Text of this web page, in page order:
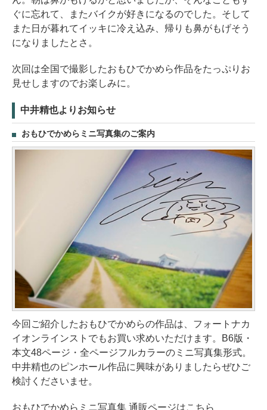
ぐに忘れて、またバイクが好きになるのでした。そして
また日が暮れてイッキに冷え込み、帰りも鼻がもげそう
になりましたとさ。
次回は全国で撮影したおもひでかめら作品をたっぷりお
見せしますのでお楽しみに。
中井精也よりお知らせ
おもひでかめらミニ写真集のご案内
今回ご紹介したおもひでかめらの作品は、フォートナカ
イオンラインストでもお買い求めいただけます。B6版・
本文48ページ・全ページフルカラーのミニ写真集形式。
中井精也のピンホール作品に興味がありましたらぜひご
検討くださいませ。
おもひでかめらミニ写真集 通販ページはこちら